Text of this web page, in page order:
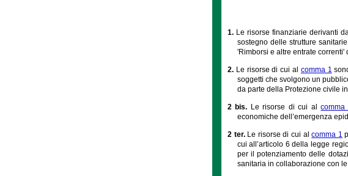
1. Le risorse finanziarie derivanti
sostegno delle strutture
'Rimborsi e altre entrate
2. Le risorse di cui al comma 1
soggetti che svolgono un
da parte della Protezione civile
2 bis. Le risorse di cui alcomma
economiche dell’emergenza
2 ter. Le risorse di cui alcomma 1
cui all’articolo 6 della legge
per il potenziamento delle
sanitaria in collaborazione con